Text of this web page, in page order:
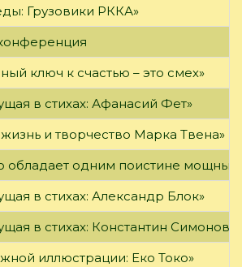
Грузовики РККА»
ключ к счастью – это смех»
в стихах: Афанасий Фет»
и творчество Марка Твена»
обладает одним поистине
в стихах: Александр Блок»
в стихах: Константин Симонов»
иллюстрации: Еко Токо»